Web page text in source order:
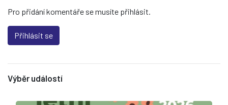
Pro přidání komentáře se musíte přihlásit.
Přihlásit se
Výběr událostí